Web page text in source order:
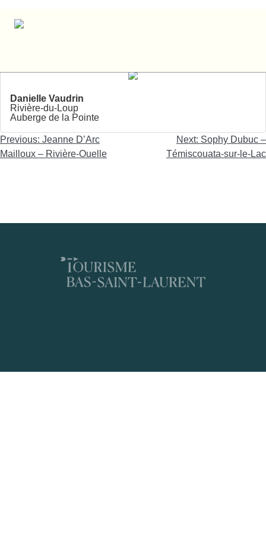
Danielle Vaudrin
Rivière-du-Loup
Auberge de la Pointe
Navigation
de
Previous: Jeanne D’Arc
Mailloux – Rivière-Ouelle
Next: Sophy Dubuc –
Témiscouata-sur-le-Lac